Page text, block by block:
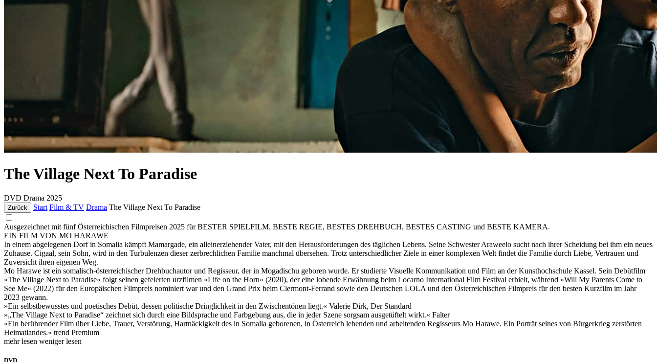
The Village Next To Paradise
DVD Drama 2025
Zurück Start Film & TV Drama The Village Next To Paradise
Ausgezeichnet mit fünf Österreichischen Filmpreisen 2025 für BESTER SPIELFILM, BESTE REGIE, BESTES DREHBUCH, BESTES CASTING und BESTE KAMERA.
EIN FILM VON MO HARAWE
In einem abgelegenen Dorf in Somalia kämpft Mamargade, ein alleinerziehender Vater, mit den Herausforderungen des täglichen Lebens. Seine Schwester Araweelo sucht nach ihrer Scheidung bei ihm ein neues
Zuhause. Cigaal, sein Sohn, wird in den Turbulenzen dieser zerbrechlichen Familie manchmal übersehen. Trotz unterschiedlicher Ziele in einer komplexen Welt findet die Familie durch Liebe, Vertrauen und
Zuversicht ihren eigenen Weg.
Mo Harawe ist ein somalisch-österreichischer Drehbuchautor und Regisseur, der in Mogadischu geboren wurde. Er studierte Visuelle Kommunikation und Film an der Kunsthochschule Kassel. Sein Debütfilm
»The Village Next to Paradise« folgt seinen gefeierten urzfilmen »Life on the Horn« (2020), der eine lobende Erwähnung beim Locarno International Film Festival erhielt, während »Will My Parents Come to
See Me« (2022) für den Europäischen Filmpreis nominiert war und den Grand Prix beim Clermont-Ferrand sowie den Deutschen LOLA und den Österreichischen Filmpreis für den besten Kurzfilm im Jahr
2023 gewann.
»Ein selbstbewusstes und poetisches Debüt, dessen politische Dringlichkeit in den Zwischentönen liegt.« Valerie Dirk, Der Standard
»„The Village Next to Paradise“ zeichnet sich durch eine Bildsprache und Farbgebung aus, die in jeder Szene sorgsam ausgetüftelt wirkt.« Falter
»Ein berührender Film über Liebe, Trauer, Verstörung, Hartnäckigkeit des in Somalia geborenen, in Österreich lebenden und arbeitenden Regisseurs Mo Harawe. Ein Porträt seines von Bürgerkrieg zerstörten
Heimatlandes.« trend Premium
mehr lesen weniger lesen
DVD